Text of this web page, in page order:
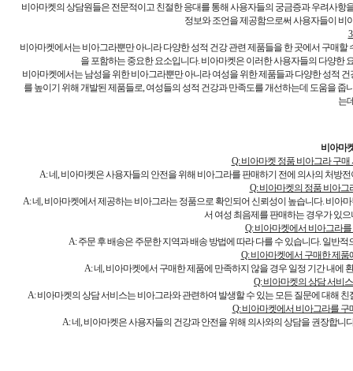
비아마켓의 상담원들은 전문적이고 친절한 응대를 통해 사용자들의 궁금증과 우려사
정보와 조언을 제공함으로써 사용자들이 비
비아마켓에서는 비아그라뿐만 아니라 다양한 성적 건강 관련 제품들을 한 곳에서 구매
을 포함하는 중요한 요소입니다. 비아마켓은 이러한 사용자들의 다양한
비아마켓에서는 남성을 위한 비아그라뿐만 아니라 여성을 위한 제품들과 다양한 성적
를 높이기 위해 개발된 제품들로, 여성들의 성적 건강과 만족도를 개선하는데 도움을
는
비아마
Q: 비아마켓 정품 비아그라 구
A: 네, 비아마켓은 사용자들의 안전을 위해 비아그라를 판매하기 전에 의사의 처방
Q: 비아마켓의 정품 비아
A: 네, 비아마켓에서 제공하는 비아그라는 정품으로 확인되어 신뢰성이 높습니다. 비아
서 여성 최음제를 판매하는 경우가 있
Q: 비아마켓에서 비아그라
A: 주문 후 배송은 주문한 지역과 배송 방법에 따라 다를 수 있습니다. 일반
Q: 비아마켓에서 구매한 제
A: 네, 비아마켓에서 구매한 제품에 만족하지 않을 경우 일정 기간 내
Q: 비아마켓의 상담 서비
A: 비아마켓의 상담 서비스는 비아그라와 관련하여 발생할 수 있는 모든 질문에 대해
Q: 비아마켓에서 비아그라를
A: 네, 비아마켓은 사용자들의 건강과 안전을 위해 의사와의 상담을 권장합